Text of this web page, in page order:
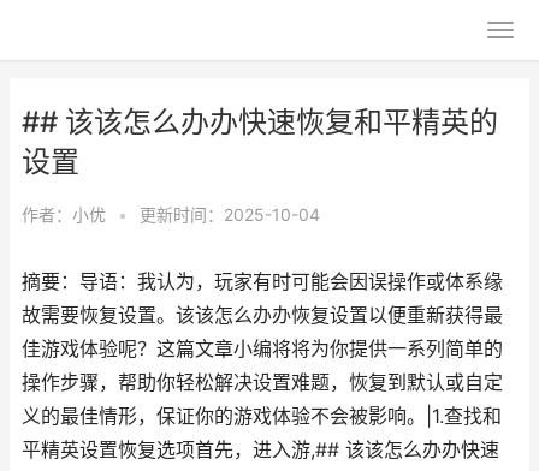
## 该该怎么办办快速恢复和平精英的
设置
作者： 小优 • 更新时间：2025-10-04
摘要：导语：我认为，玩家有时可能会因误操作或体系缘
故需要恢复设置。该该怎么办办恢复设置以便重新获得最
佳游戏体验呢？这篇文章小编将将为你提供一系列简单的
操作步骤，帮助你轻松解决设置难题，恢复到默认或自定
义的最佳情形，保证你的游戏体验不会被影响。|1.查找和
平精英设置恢复选项首先，进入游,## 该该怎么办办快速